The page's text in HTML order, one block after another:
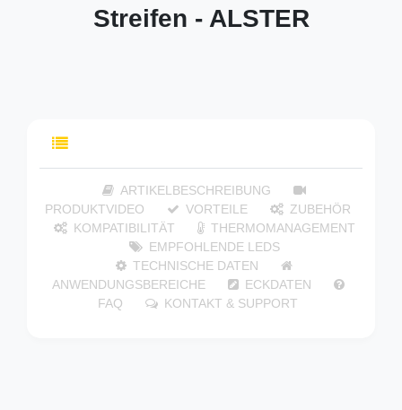
Streifen - ALSTER
ARTIKELBESCHREIBUNG
PRODUKTVIDEO
VORTEILE
ZUBEHÖR
KOMPATIBILITÄT
THERMOMANAGEMENT
EMPFOHLENDE LEDS
TECHNISCHE DATEN
ANWENDUNGSBEREICHE
ECKDATEN
FAQ
KONTAKT & SUPPORT